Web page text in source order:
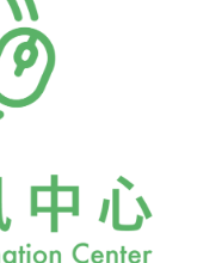
的購物袋。《中國青
民意測驗顯示，超過
嚴重。調查發現，
度的生活開支上
行收費。新華社報導